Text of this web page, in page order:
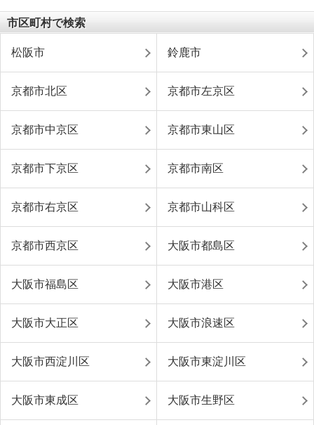
市区町村で検索
松阪市 鈴鹿市
京都市北区 京都市左京区
京都市中京区 京都市東山区
京都市下京区 京都市南区
京都市右京区 京都市山科区
京都市西京区 大阪市都島区
大阪市福島区 大阪市港区
大阪市大正区 大阪市浪速区
大阪市西淀川区 大阪市東淀川区
大阪市東成区 大阪市生野区